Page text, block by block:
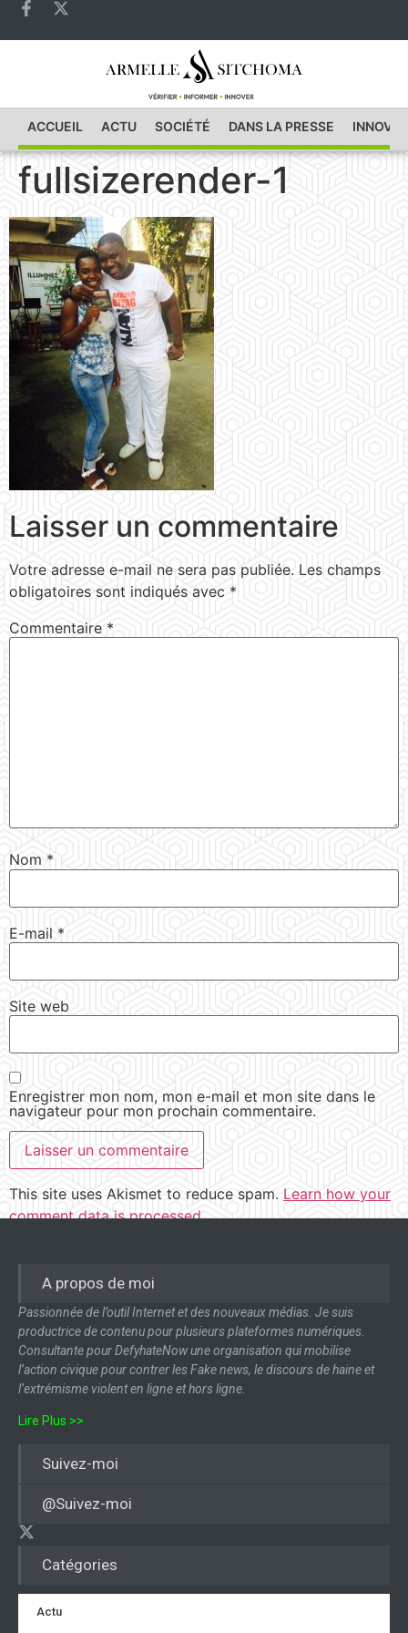
ACCUEIL ACTU SOCIÉTÉ DANS LA PRESSE
fullsizerender-1
Laisser un commentaire
Votre adresse e-mail ne sera pas publiée. Les champs
obligatoires sont indiqués avec *
Commentaire *
Nom *
E-mail *
Site web
Enregistrer mon nom, mon e-mail et mon site dans le
navigateur pour mon prochain commentaire.
This site uses Akismet to reduce spam. Learn how your
comment data is processed.
Catégories
Actu
A propos de moi
Passionnée de l’outil Internet et des nouveaux médias. Je suis
productrice de contenu pour plusieurs plateformes numériques.
Consultante pour DefyhateNow une organisation qui mobilise
l’action civique pour contrer les Fake news, le discours de haine et
l’extrémisme violent en ligne et hors ligne.
Lire Plus >>
Suivez-moi
@Suivez-moi